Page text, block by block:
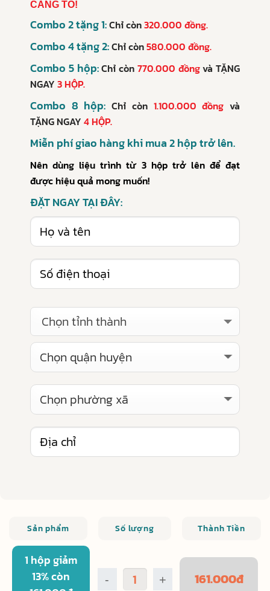
CÀNG TO!
Combo 2 tặng 1:Chỉ còn320.000 đồng.
Combo 4 tặng 2:Chỉ còn580.000 đồng.
Combo 5 hộp:Chỉ còn 770.000 đồngvà TẶNG
NGAY 3 HỘP.
Combo 8 hộp: Chỉ còn1.100.000 đồngvà
TẶNG NGAY 4 HỘP.
Miễn phí giao hàng khi mua 2 hộp trở lên.
Nên dùng liệu trình từ 3 hộp trở lên để đạt
được hiệu quả mong muốn!
ĐẶT NGAY TẠI ĐÂY:
Chọn tỉnh thành
Sản phẩm Số lượng Thành Tiền
1 hộp giảm
13% còn
- + 161.000đ